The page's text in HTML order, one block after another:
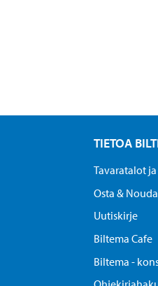
TIETOA
Tavaratalot
Osta &
Uutiskirje
Biltema Cafe
Biltema -